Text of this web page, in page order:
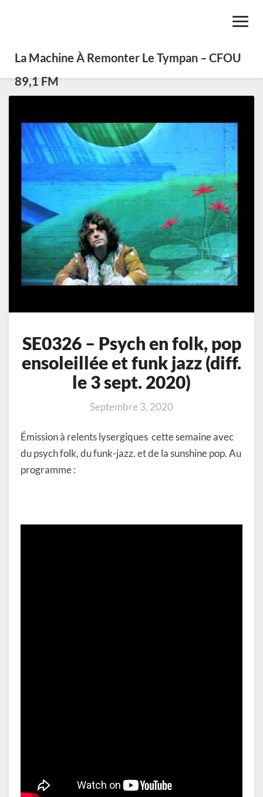
Toggle
La Machine À Remonter Le Tympan – CFOU
89,1 FM
–
Psych
en
folk,
pop
ensoleillée
et
funk
jazz
(diff.
le
3
sept.
SE0326 – Psych en folk, pop
ensoleillée et funk jazz (diff.
le 3 sept. 2020)
Septembre 3, 2020
Émission à relents lysergiques cette semaine avec
du psych folk, du funk-jazz. et de la sunshine pop. Au
programme :